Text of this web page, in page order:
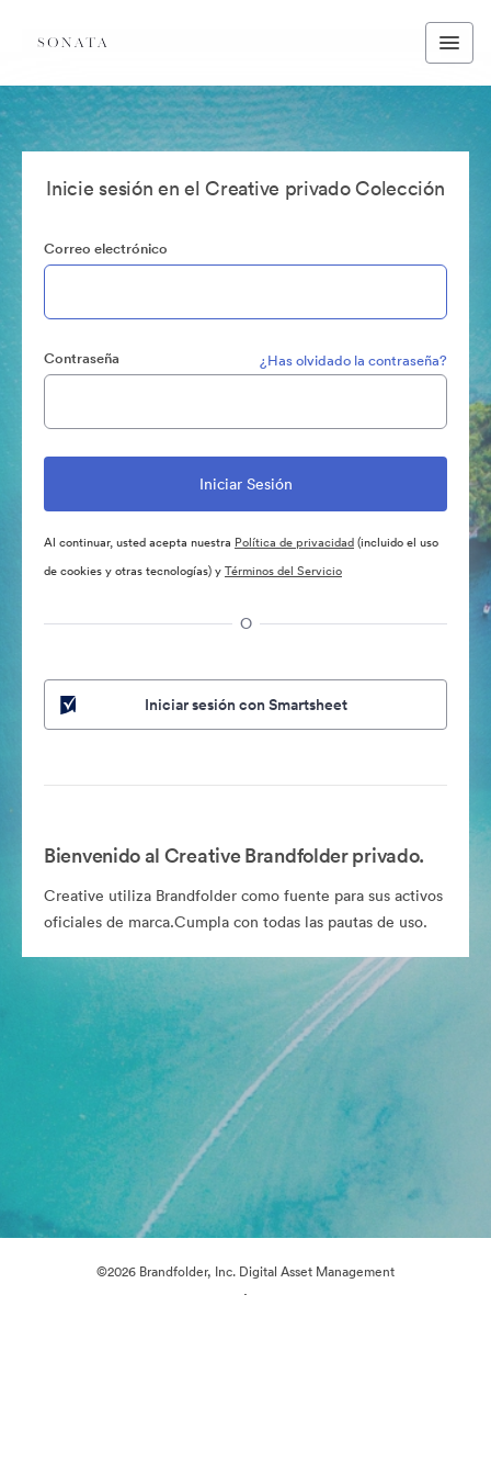
Inicie sesión en el Creative privado Colección
Correo electrónico
Contraseña ¿Has olvidado la contraseña?
Al continuar, usted acepta nuestra Política de privacidad(incluido el uso
de cookies y otras tecnologías) yTérminos del Servicio
O
Iniciar sesión con Smartsheet
Bienvenido al Creative Brandfolder privado.
Creative utiliza Brandfolder como fuente para sus activos
oficiales de marca.Cumpla con todas las pautas de uso.
©2026 Brandfolder, Inc. Digital Asset Management
·